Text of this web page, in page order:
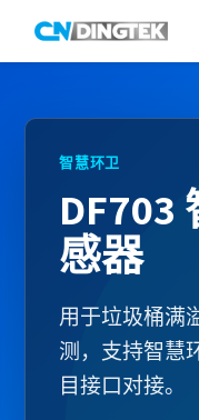
智慧环卫
DF703
感器
用于垃圾桶满
测，支持智慧
目接口对接。